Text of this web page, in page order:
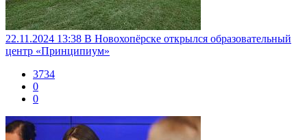
22.11.2024 13:38 В Новохопёрске открылся образовательный
центр «Принципиум»
3734
0
0